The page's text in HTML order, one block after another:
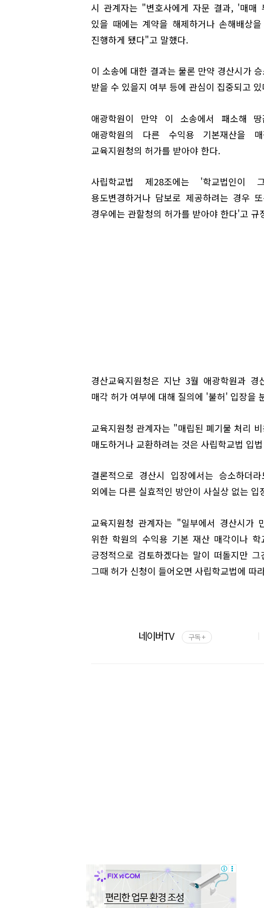
시 관계자는 "변호사에게 자문 결과, '매매
있을 때에는 계약을 해제하거나 손해배상
진행하게 됐다"고 말했다.
이 소송에 대한 결과는 물론 만약 경산시가
받을 수 있을지 여부 등에 관심이 집중되고
애광학원이 만약 이 소송에서 패소해
애광학원의 다른 수익용 기본재산을
교육지원청의 허가를 받아야 한다.
사립학교법 제28조에는 '학교법인이
용도변경하거나 담보로 제공하려는 경우
경우에는 관할청의 허가를 받아야 한다'고 규
경산교육지원청은 지난 3월 애광학원과
매각 허가 여부에 대해 질의에 '불허' 입장을
교육지원청 관계자는 "매립된 폐기물 처리
매도하거나 교환하려는 것은 사립학교법 입
결론적으로 경산시 입장에서는 승소하더
외에는 다른 실효적인 방안이 사실상 없는 입
교육지원청 관계자는 "일부에서 경산시가
위한 학원의 수익용 기본 재산 매각이나
긍정적으로 검토하겠다는 말이 떠돌지만
그때 허가 신청이 들어오면 사립학교법에 따
네이버TV 구독 +